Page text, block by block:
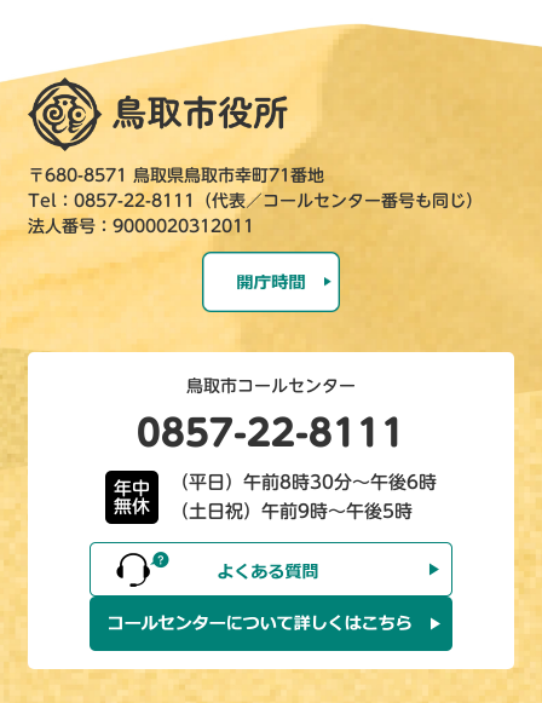
〒680-8571 鳥取県鳥取市幸町71番地
Tel：0857-22-8111（代表／コールセンター番号も同じ）
法人番号：9000020312011
鳥取市コールセンター
0857-22-8111
年中
無休
（平日）午前8時30分～午後6時
（土日祝）午前9時～午後5時